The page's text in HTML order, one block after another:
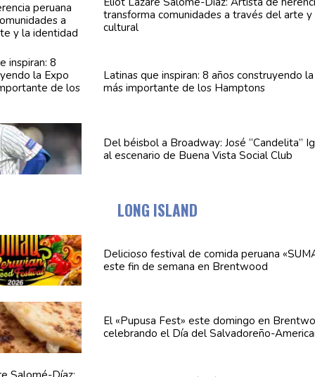
transforma comunidadesa través del arte y
cultural
Latinas que inspiran: 8 años construyendo
más importante de los Hamptons
Del béisbol a Broadway: José “Candelita”
al escenario de Buena Vista Social Club
LONG ISLAND
Delicioso festival de comida peruana
este fin de semana en Brentwood
El «Pupusa Fest» este domingo en
celebrando el Día del Salvadoreño-